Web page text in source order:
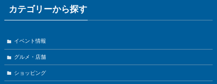
カテゴリーから探す
イベント情報
グルメ・店舗
ショッピング